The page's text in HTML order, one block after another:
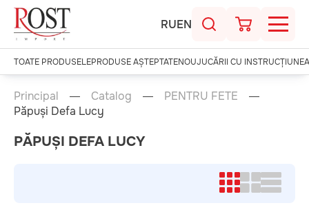
RUEN
TOATE PRODUSELEPRODUSE AȘTEPTATENOUJUCĂRII CU
Principal Catalog
PENTRU FETE
Păpuși Defa Lucy
PĂPUȘI DEFA LUCY